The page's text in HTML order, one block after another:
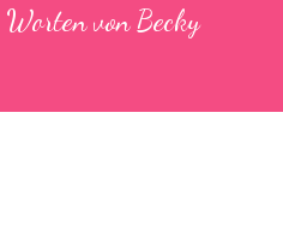
von Becky